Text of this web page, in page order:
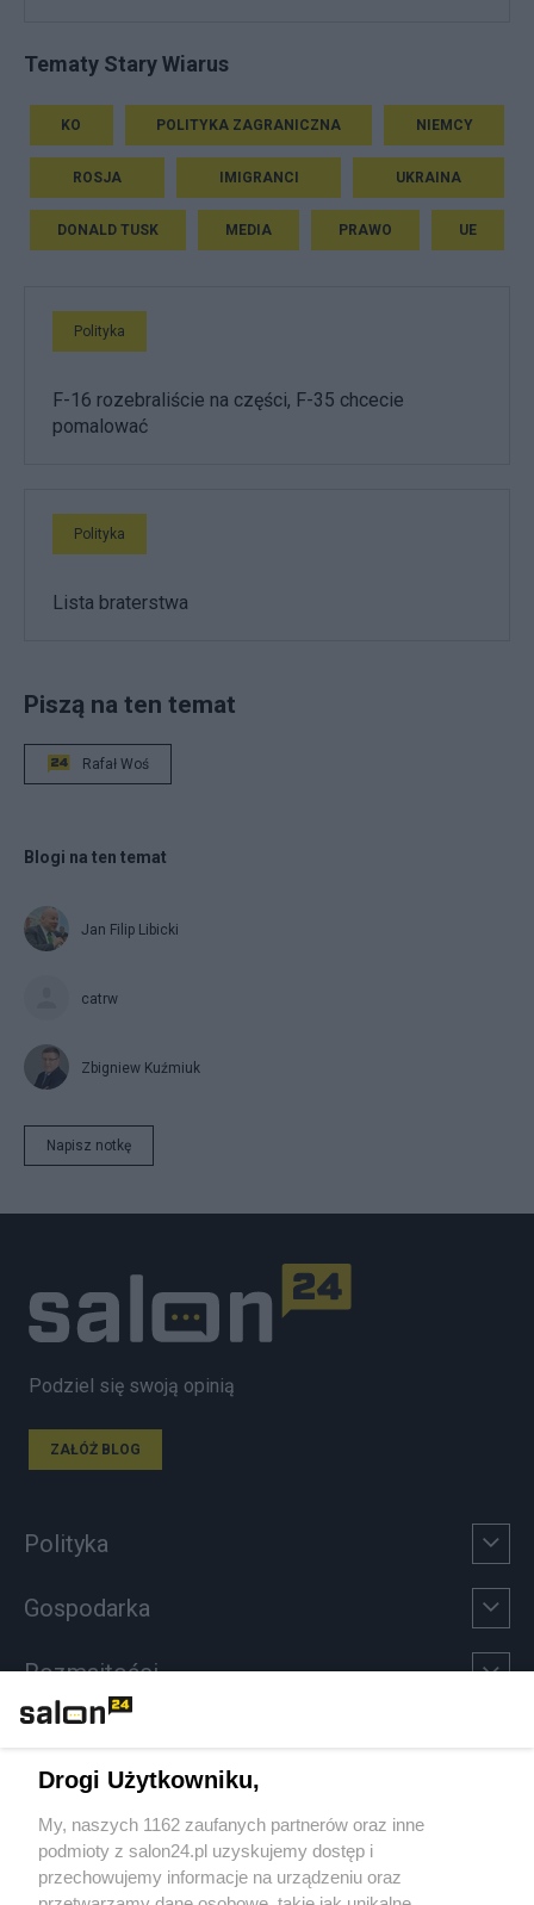
Tematy Stary Wiarus
KO POLITYKA ZAGRANICZNA NIEMCY
ROSJA IMIGRANCI UKRAINA
DONALD TUSK MEDIA PRAWO UE
Polityka
F-16 rozebraliście na części, F-35 chcecie
pomalować
Polityka
Lista braterstwa
Piszą na ten temat
Rafał Woś
Blogi na ten temat
Jan Filip Libicki
catrw
Zbigniew Kuźmiuk
Napisz notkę
Podziel się swoją opinią
ZAŁÓŻ BLOG
Polityka
Gospodarka
Rozmaitości
Sport
Społeczeństwo
Drogi Użytkowniku,
My, naszych 1162 zaufanych partnerów oraz inne
podmioty z salon24.pl uzyskujemy dostęp i
przechowujemy informacje na urządzeniu oraz